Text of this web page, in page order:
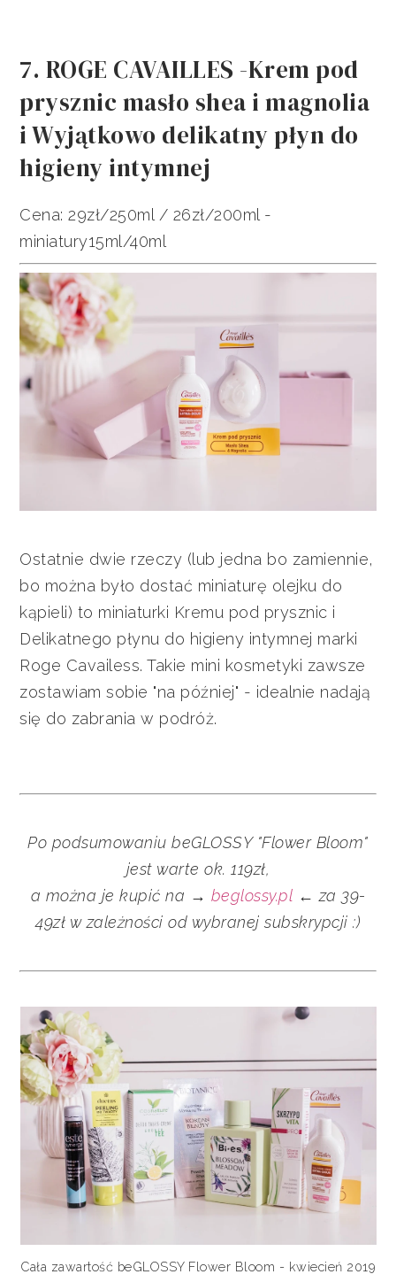
7. ROGE CAVAILLES -Krem pod
prysznic masło shea i magnolia
i Wyjątkowo delikatny płyn do
higieny intymnej
Cena: 29zł/250ml / 26zł/200ml -
miniatury15ml/40ml
Ostatnie dwie rzeczy (lub jedna bo zamiennie,
bo można było dostać miniaturę olejku do
kąpieli) to miniaturki Kremu pod prysznic i
Delikatnego płynu do higieny intymnej marki
Roge Cavailess. Takie mini kosmetyki zawsze
zostawiam sobie "na później" - idealnie nadają
się do zabrania w podróż.
Po podsumowaniu beGLOSSY "Flower Bloom"
jest warte ok. 119zł,
a można je kupić na → beglossy.pl ← za 39-
49zł w zależności od wybranej subskrypcji :)
Cała zawartość beGLOSSY Flower Bloom - kwiecień 2019